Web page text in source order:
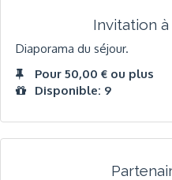
Invitation
Diaporama du séjour.
Pour 50,00 € ou plus
Disponible: 9